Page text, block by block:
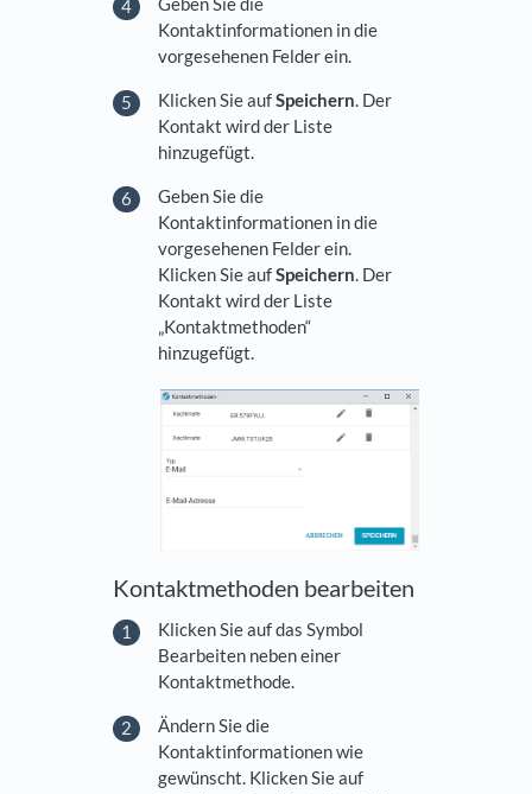
Kontaktinformationen in die
vorgesehenen Felder ein.
Klicken Sie aufSpeichern. Der
Kontakt wird der Liste
hinzugefügt.
Geben Sie die
Kontaktinformationen in die
vorgesehenen Felder ein.
Klicken Sie aufSpeichern. Der
Kontakt wird der Liste
„Kontaktmethoden“
hinzugefügt.
Kontaktmethoden bearbeiten
Klicken Sie auf das Symbol
Bearbeiten neben einer
Kontaktmethode.
Ändern Sie die
Kontaktinformationen wie
gewünscht. Klicken Sie auf